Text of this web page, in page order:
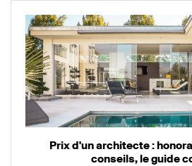
Prix d'un architecte :
conseils, le guide